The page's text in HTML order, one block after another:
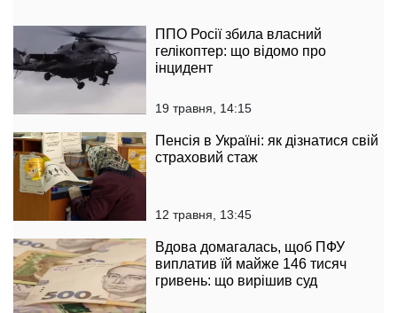
ППО Росії збила власний
гелікоптер: що відомо про
інцидент
19 травня, 14:15
Пенсія в Україні: як дізнатися свій
страховий стаж
12 травня, 13:45
Вдова домагалась, щоб ПФУ
виплатив їй майже 146 тисяч
гривень: що вирішив суд